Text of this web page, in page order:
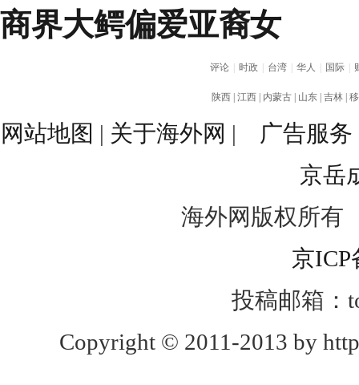
商界大鳄偏爱亚裔女
评论 时政 台湾 华人 国际
陕西 江西 内蒙古 山东 吉林
网站地图 | 关于海外网 | 广告服务
京岳
海外网版权所有
京ICP
投稿邮箱：
Copyright © 2011-2013 by